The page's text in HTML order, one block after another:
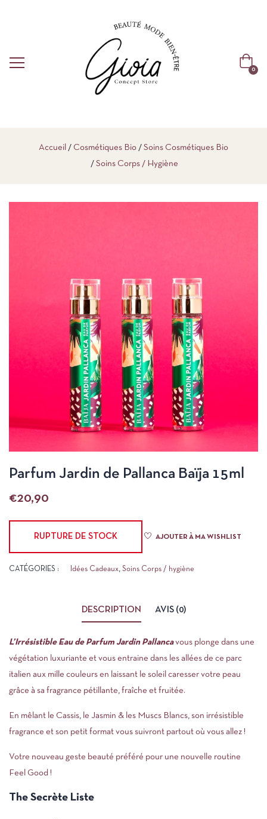
0
Accueil Cosmétiques Bio
Soins Cosmétiques Bio
Soins Corps / Hygiène
Parfum Jardin de Pallanca Baïja 15ml
€20,90
RUPTURE DE STOCK AJOUTER À MA WISHLIST
CATÉGORIES : Idées Cadeaux, Soins Corps / hygiène
DESCRIPTION AVIS (0)
L’Irrésistible Eau de Parfum Jardin Pallancavous plonge dans une
végétation luxuriante et vous entraine dans les allées de ce parc
italien aux mille couleurs en laissant le soleil caresser votre peau
grâce à sa fragrance pétillante, fraîche et fruitée.
En mêlant le Cassis, le Jasmin & les Muscs Blancs, son irrésistible
fragrance et son petit format vous suivront partout où vous allez !
Votre nouveau geste beauté préféré pour une nouvelle routine
Feel Good !
The Secrète Liste